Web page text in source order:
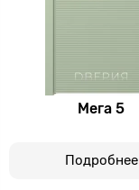
Мега 5
Подробнее